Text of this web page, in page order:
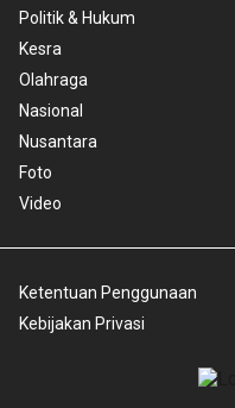
Politik & Hukum
Kesra
Olahraga
Nasional
Nusantara
Foto
Video
Ketentuan Penggunaan
Kebijakan Privasi